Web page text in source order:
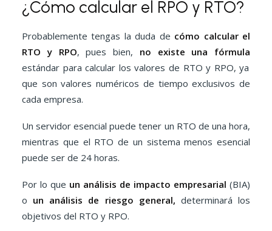
¿Cómo calcular el RPO y RTO?
Probablemente tengas la duda de cómo calcular el
RTO y RPO, pues bien, no existe una fórmula
estándar para calcular los valores de RTO y RPO, ya
que son valores numéricos de tiempo exclusivos de
cada empresa.
Un servidor esencial puede tener un RTO de una hora,
mientras que el RTO de un sistema menos esencial
puede ser de 24 horas.
Por lo que un análisis de impacto empresarial (BIA)
o un análisis de riesgo general, determinará los
objetivos del RTO y RPO.